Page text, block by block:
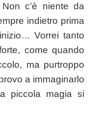
c’è niente da
indietro prima
Vorrei tanto
come quando
ma purtroppo
a immaginarlo
piccola magia si